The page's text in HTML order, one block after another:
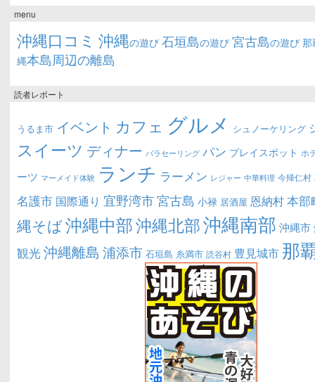
menu
沖縄口コミ 沖縄の遊び 石垣島の遊び 宮古島の遊び 那
縄本島周辺の離島
読者レポート
うるま市 イベント カフェ グルメ シュノーケリング
スイーツ ディナー パラセーリング パン プレイスポット ホ
ーツ マーメイド体験 ランチ ラーメン レジャー 中華料理 今帰仁村
名護市 国際通り 宜野湾市宮古島 小禄 居酒屋 恩納村本部
縄そば沖縄中部沖縄北部沖縄南部 沖縄市
観光沖縄離島 浦添市 石垣島 糸満市 読谷村 豊見城市 那